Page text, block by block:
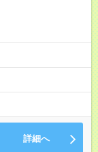
詳細へ